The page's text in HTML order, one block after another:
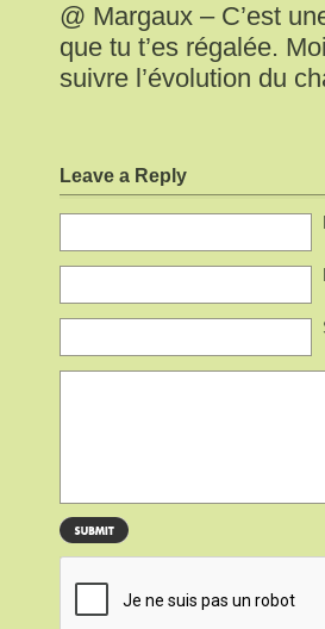
@ Margaux – C’est
que tu t’es régalée.
suivre l’évolution du
Leave a Reply